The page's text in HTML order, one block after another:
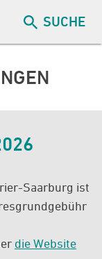
SUCHE
Saarburg ist
die Website